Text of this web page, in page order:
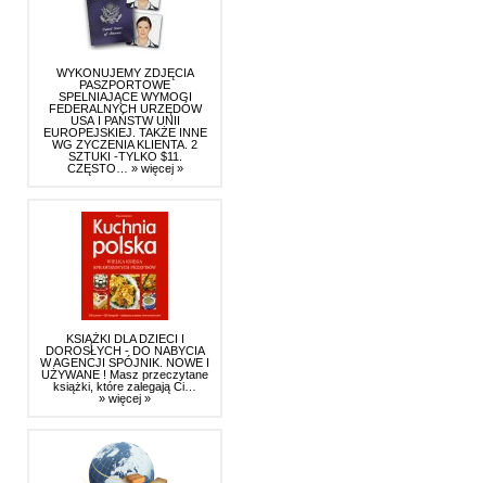
WYKONUJEMY ZDJĘCIA
PASZPORTOWE
SPELNIAJĄCE WYMOGI
FEDERALNYCH URZĘDÓW
USA I PAŃSTW UNII
EUROPEJSKIEJ. TAKŻE INNE
WG ZYCZENIA KLIENTA. 2
SZTUKI -TYLKO $11.
CZĘSTO… » więcej »
KSIĄŻKI DLA DZIECI I
DOROSŁYCH - DO NABYCIA
W AGENCJI SPÓJNIK. NOWE I
UŻYWANE ! Masz przeczytane
książki, które zalegają Ci…
» więcej »